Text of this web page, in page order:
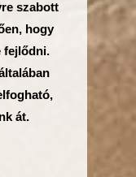
szabott
hogy
fejlődni.
át.